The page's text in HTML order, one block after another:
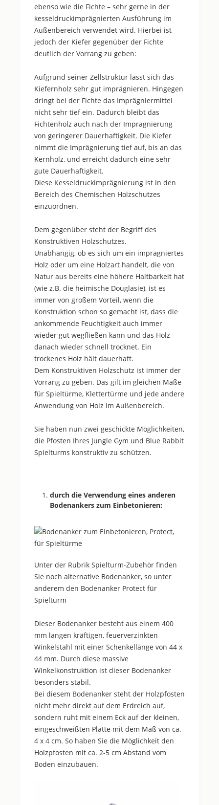
ebenso wie die Fichte – sehr gerne in der
kesseldruckimprägnierten Ausführung im
Außenbereich verwendet wird. Hierbei ist
jedoch der Kiefer gegenüber der Fichte
deutlich der Vorrang zu geben:
Aufgrund seiner Zellstruktur lässt sich das
Kiefernholz sehr gut imprägnieren. Hingegen
dringt bei der Fichte das Imprägniermittel
nicht sehr tief ein. Dadurch bleibt das
Fichtenholz auch nach der Imprägnierung
von geringerer Dauerhaftigkeit. Die Kiefer
nimmt die Imprägnierung tief auf, bis an das
Kernholz, und erreicht dadurch eine sehr
gute Dauerhaftigkeit.
Diese Kesseldruckimprägnierung ist in den
Bereich des Chemischen Holzschutzes
einzuordnen.
Dem gegenüber steht der Begriff des
Konstruktiven Holzschutzes.
Unabhängig, ob es sich um ein imprägniertes
Holz oder um eine Holzart handelt, die von
Natur aus bereits eine höhere Haltbarkeit hat
(wie z.B. die heimische Douglasie), ist es
immer von großem Vorteil, wenn die
Konstruktion schon so gemacht ist, dass die
ankommende Feuchtigkeit auch immer
wieder gut wegfließen kann und das Holz
danach wieder schnell trocknet. Ein
trockenes Holz hält dauerhaft.
Dem Konstruktiven Holzschutz ist immer der
Vorrang zu geben. Das gilt im gleichen Maße
für Spieltürme, Klettertürme und jede andere
Anwendung von Holz im Außenbereich.
Sie haben nun zwei geschickte Möglichkeiten,
die Pfosten Ihres Jungle Gym und Blue Rabbit
Spielturms konstruktiv zu schützen.
durch die Verwendung eines anderen
Bodenankers zum Einbetonieren:
Unter der Rubrik Spielturm-Zubehör finden
Sie noch alternative Bodenanker, so unter
anderem den Bodenanker Protect für
Spielturm
Dieser Bodenanker besteht aus einem 400
mm langen kräftigen, feuerverzinkten
Winkelstahl mit einer Schenkellänge von 44 x
44 mm. Durch diese massive
Winkelkonstruktion ist dieser Bodenanker
besonders stabil.
Bei diesem Bodenanker steht der Holzpfosten
nicht mehr direkt auf dem Erdreich auf,
sondern ruht mit einem Eck auf der kleinen,
eingeschweißten Platte mit dem Maß von ca.
4 x 4 cm. So haben Sie die Möglichkeit den
Holzpfosten mit ca. 2-5 cm Abstand vom
Boden einzubauen.